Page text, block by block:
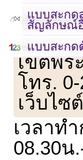
แบบสะกด
สัญลักษณ์
แบบสะกด
เลขที่
เขตพร
โทร.
เว็บไซ
เวลาท
08.30น